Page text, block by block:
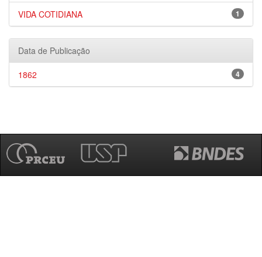
1
VIDA COTIDIANA
Data de Publicação
4
1862